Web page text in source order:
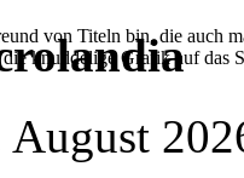
von Titeln bin, die auch
knuddelige Grafik auf das
August